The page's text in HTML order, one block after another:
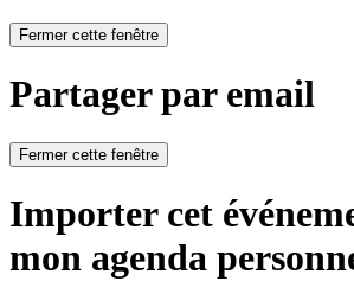
Fermer cette fenêtre
Partager par email
Fermer cette fenêtre
Importer cet
mon agenda